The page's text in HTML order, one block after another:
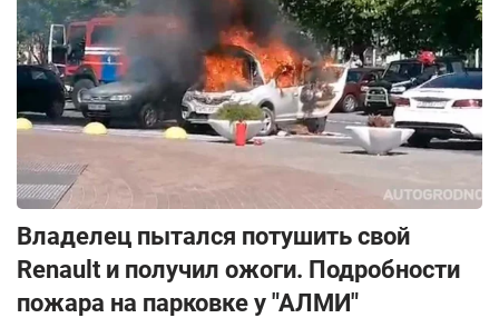
Владелец пытался потушить свой
Renault и получил ожоги. Подробности
пожара на парковке у "АЛМИ"